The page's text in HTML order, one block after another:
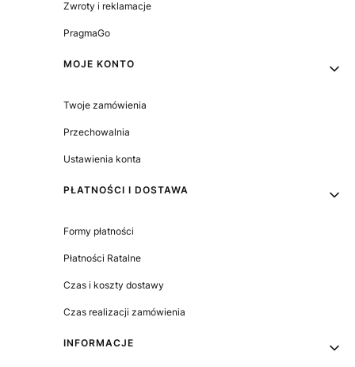
Zwroty i reklamacje
PragmaGo
MOJE KONTO
Twoje zamówienia
Przechowalnia
Ustawienia konta
PŁATNOŚCI I DOSTAWA
Formy płatności
Płatności Ratalne
Czas i koszty dostawy
Czas realizacji zamówienia
INFORMACJE